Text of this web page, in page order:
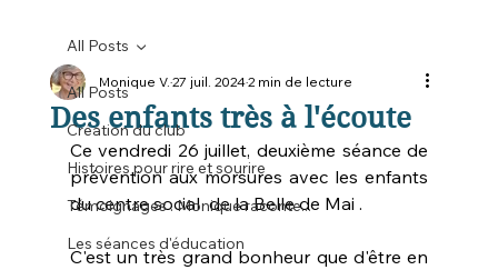
All Posts
Création du club
Histoires pour rire et sourire
Témoignages : Monique raconte...
Les séances d'éducation
All Posts
Des enfants très à l'écoute
Monique V.27 juil. 20242 min de lecture
Ce vendredi 26 juillet, deuxième séance de
prévention aux morsures avec les enfants
du centre social  de la Belle de Mai .
C'est un très grand bonheur que d'être en